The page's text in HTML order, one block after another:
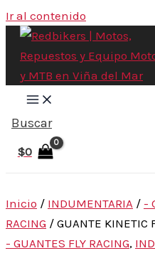
Ir al contenido
Buscar
$0
Inicio / INDUMENTARIA / -
RACING / GUANTE KINETIC
- GUANTES FLY RACING,